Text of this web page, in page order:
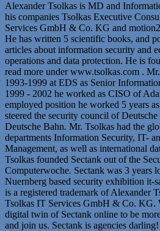
Alexander Tsolkas is MD and
his companies Tsolkas Executive
Services GmbH & Co. KG and
He has written 5 scientific books, and
articles about information security and
operations and data protection. He is
read more under www.tsolkas.com .
1993-1999 at EDS as Senior
1999 - 2002 he worked as CISO of
employed position he worked 5 years
steered the security council of
Deutsche Bahn. Mr. Tsolkas had the
departments Information Security, IT-
Management, as well as international
Tsolkas founded Sectank out of the
Computerwoche. Sectank was 3 years
Nuernberg based security exhibition it-
is a registered trademark of Alexander
Tsolkas IT Services GmbH & Co. KG.
digital twin of Sectank online to be
and join us. Sectank is agencies darling!